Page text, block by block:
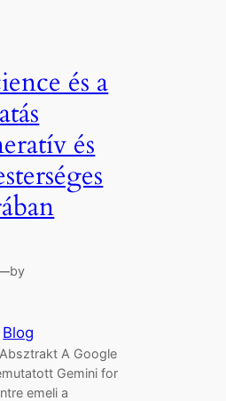
és a
és
by
Blog
A Google
Gemini for
emeli a